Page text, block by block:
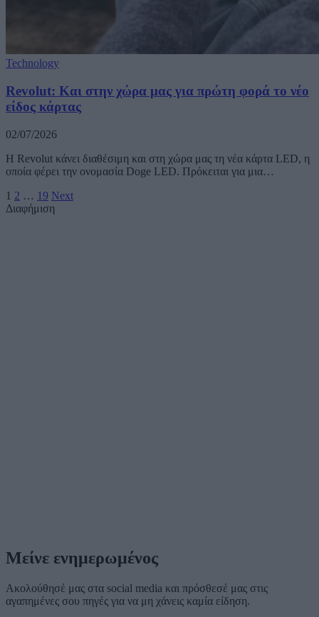
Technology
Revolut: Και στην χώρα μας για πρώτη φορά το νέο
είδος κάρτας
02/07/2026
H Revolut κάνει διαθέσιμη και στη χώρα μας τη νέα κάρτα LED, η
οποία φέρει την ονομασία Doge LED. Πρόκειται για μια…
1 2 … 19 Next
Διαφήμιση
Μείνε ενημερωμένος
Ακολούθησέ μας στα social media και πρόσθεσέ μας στις
αγαπημένες σου πηγές για να μη χάνεις καμία είδηση.